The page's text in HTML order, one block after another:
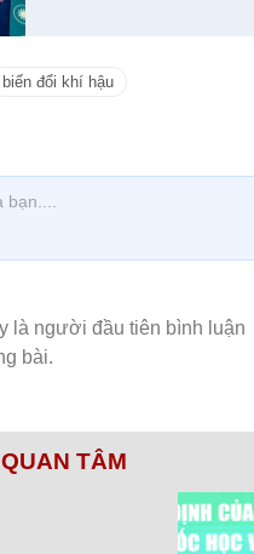
biến đổi khí hậu
TÂM